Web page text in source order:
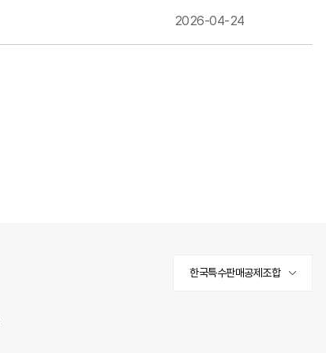
2026-04-24
한국특수판매공제조합